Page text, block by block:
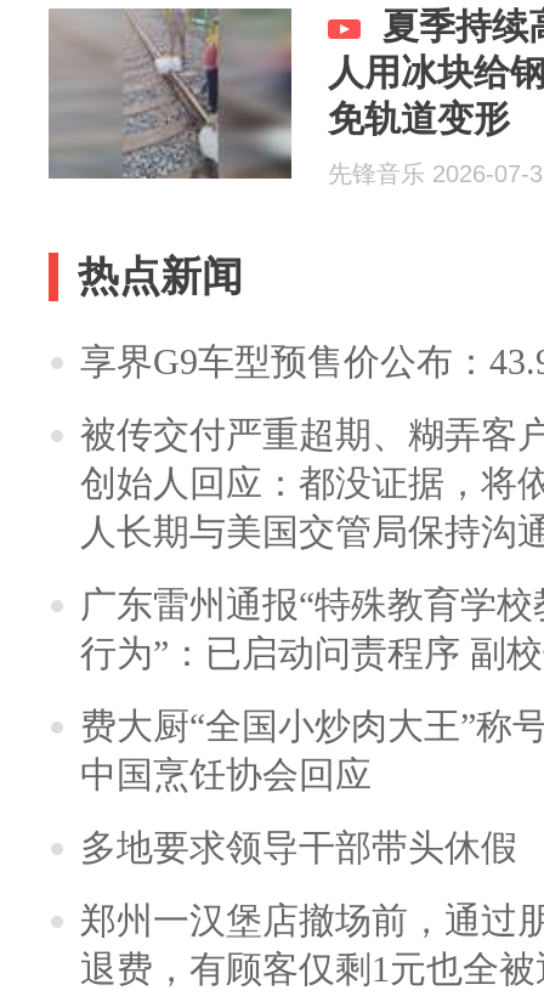
夏季持续
人用冰块给
免轨道变形
先锋音乐 2026-07-
热点新闻
享界G9车型预售价公布：
被传交付严重超期、糊弄客
创始人回应：都没证据，将
人长期与美国交管局保持沟
广东雷州通报“特殊教育学
行为”：已启动问责程序 副
费大厨“全国小炒肉大王”称
中国烹饪协会回应
多地要求领导干部带头休假
郑州一汉堡店撤场前，通过
退费，有顾客仅剩1元也全